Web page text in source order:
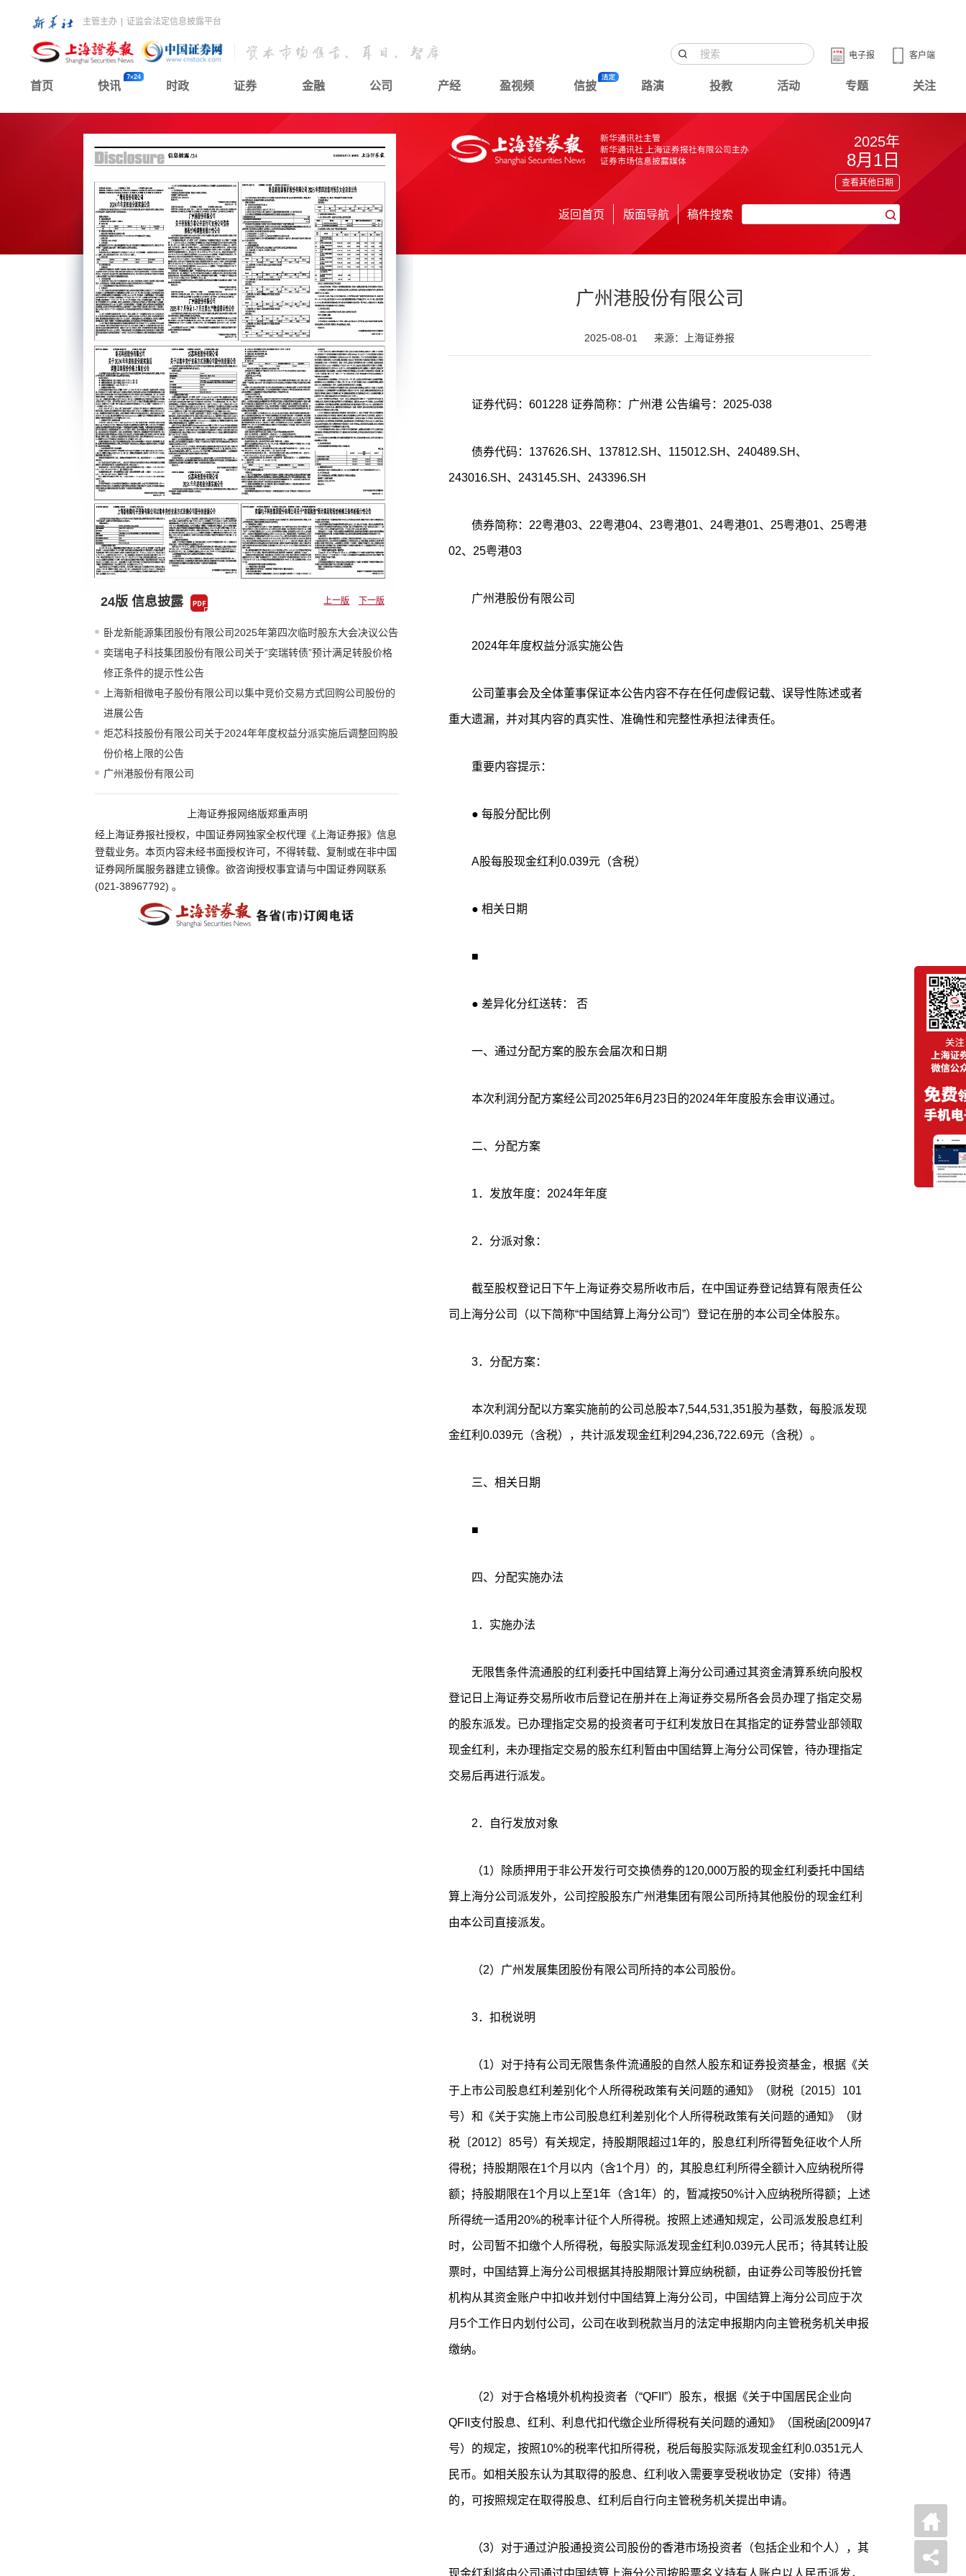
主管主办 证监会法定信息披露平台
客户端
电子报
首页 快讯 时政 证券 金融 公司 产经 盈视频 信披 路演 投教 活动 专题 关注
24版 信息披露 上一版 下一版
卧龙新能源集团股份有限公司2025年第四次临时股东大会决议公告
奕瑞电子科技集团股份有限公司关于“奕瑞转债”预计满足转股价格
修正条件的提示性公告
上海新相微电子股份有限公司以集中竞价交易方式回购公司股份的
进展公告
炬芯科技股份有限公司关于2024年年度权益分派实施后调整回购股
份价格上限的公告
广州港股份有限公司
上海证券报网络版郑重声明
经上海证券报社授权，中国证券网独家全权代理《上海证券报》信息
登载业务。本页内容未经书面授权许可，不得转载、复制或在非中国
证券网所属服务器建立镜像。欲咨询授权事宜请与中国证券网联系
(021-38967792) 。
2025年
8月1日
查看其他日期
返回首页 版面导航 稿件搜索
广州港股份有限公司
2025-08-01 来源：上海证券报
证券代码：601228 证券简称：广州港 公告编号：2025-038
债券代码：137626.SH、137812.SH、115012.SH、240489.SH、
243016.SH、243145.SH、243396.SH
债券简称：22粤港03、22粤港04、23粤港01、24粤港01、25粤港01、25粤港
02、25粤港03
广州港股份有限公司
2024年年度权益分派实施公告
公司董事会及全体董事保证本公告内容不存在任何虚假记载、误导性陈述或者
重大遗漏，并对其内容的真实性、准确性和完整性承担法律责任。
重要内容提示：
● 每股分配比例
A股每股现金红利0.039元（含税）
● 相关日期
■
● 差异化分红送转： 否
一、通过分配方案的股东会届次和日期
本次利润分配方案经公司2025年6月23日的2024年年度股东会审议通过。
二、分配方案
1．发放年度：2024年年度
2．分派对象：
截至股权登记日下午上海证券交易所收市后，在中国证券登记结算有限责任公
司上海分公司（以下简称“中国结算上海分公司”）登记在册的本公司全体股东。
3．分配方案：
本次利润分配以方案实施前的公司总股本7,544,531,351股为基数，每股派发现
金红利0.039元（含税），共计派发现金红利294,236,722.69元（含税）。
三、相关日期
■
四、分配实施办法
1．实施办法
无限售条件流通股的红利委托中国结算上海分公司通过其资金清算系统向股权
登记日上海证券交易所收市后登记在册并在上海证券交易所各会员办理了指定交易
的股东派发。已办理指定交易的投资者可于红利发放日在其指定的证券营业部领取
现金红利，未办理指定交易的股东红利暂由中国结算上海分公司保管，待办理指定
交易后再进行派发。
2．自行发放对象
（1）除质押用于非公开发行可交换债券的120,000万股的现金红利委托中国结
算上海分公司派发外，公司控股股东广州港集团有限公司所持其他股份的现金红利
由本公司直接派发。
（2）广州发展集团股份有限公司所持的本公司股份。
3．扣税说明
（1）对于持有公司无限售条件流通股的自然人股东和证券投资基金，根据《关
于上市公司股息红利差别化个人所得税政策有关问题的通知》（财税〔2015〕101
号）和《关于实施上市公司股息红利差别化个人所得税政策有关问题的通知》（财
税〔2012〕85号）有关规定，持股期限超过1年的，股息红利所得暂免征收个人所
得税；持股期限在1个月以内（含1个月）的，其股息红利所得全额计入应纳税所得
额；持股期限在1个月以上至1年（含1年）的，暂减按50%计入应纳税所得额；上述
所得统一适用20%的税率计征个人所得税。按照上述通知规定，公司派发股息红利
时，公司暂不扣缴个人所得税，每股实际派发现金红利0.039元人民币；待其转让股
票时，中国结算上海分公司根据其持股期限计算应纳税额，由证券公司等股份托管
机构从其资金账户中扣收并划付中国结算上海分公司，中国结算上海分公司应于次
月5个工作日内划付公司，公司在收到税款当月的法定申报期内向主管税务机关申报
缴纳。
（2）对于合格境外机构投资者（“QFII”）股东，根据《关于中国居民企业向
QFII支付股息、红利、利息代扣代缴企业所得税有关问题的通知》（国税函[2009]47
号）的规定，按照10%的税率代扣所得税，税后每股实际派发现金红利0.0351元人
民币。如相关股东认为其取得的股息、红利收入需要享受税收协定（安排）待遇
的，可按照规定在取得股息、红利后自行向主管税务机关提出申请。
（3）对于通过沪股通投资公司股份的香港市场投资者（包括企业和个人），其
现金红利将由公司通过中国结算上海分公司按股票名义持有人账户以人民币派发，